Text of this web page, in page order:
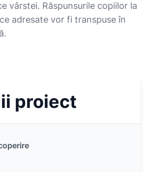
vârstei. Răspunsurile copiilor la
adresate vor fi transpuse în
proiect